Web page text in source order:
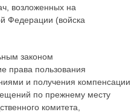
возложенных на
Федерации (войска
законом
права пользования
и получения компенсации
по прежнему месту
комитета,